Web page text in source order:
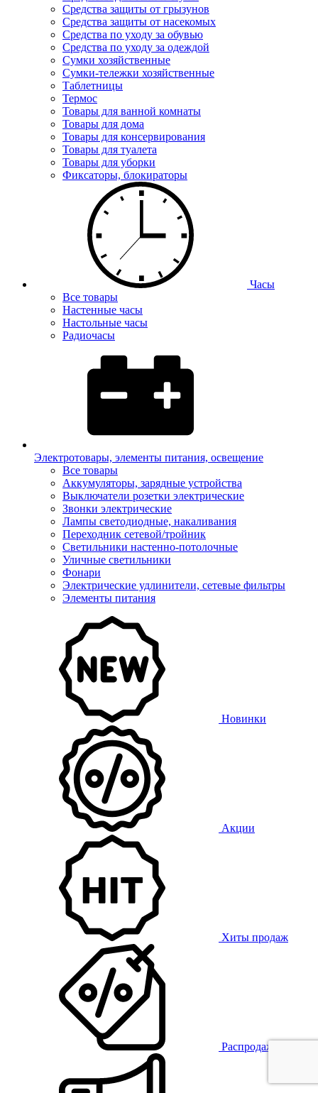
Средства защиты от грызунов
Средства защиты от насекомых
Средства по уходу за обувью
Средства по уходу за одеждой
Сумки хозяйственные
Сумки-тележки хозяйственные
Таблетницы
Термос
Товары для ванной комнаты
Товары для дома
Товары для консервирования
Товары для туалета
Товары для уборки
Фиксаторы, блокираторы
Часы
Все товары
Настенные часы
Настольные часы
Радиочасы
Электротовары, элементы питания, освещение
Все товары
Аккумуляторы, зарядные устройства
Выключатели розетки электрические
Звонки электрические
Лампы светодиодные, накаливания
Переходник сетевой/тройник
Светильники настенно-потолочные
Уличные светильники
Фонари
Электрические удлинители, сетевые фильтры
Элементы питания
Новинки
Акции
Хиты продаж
Распродажа